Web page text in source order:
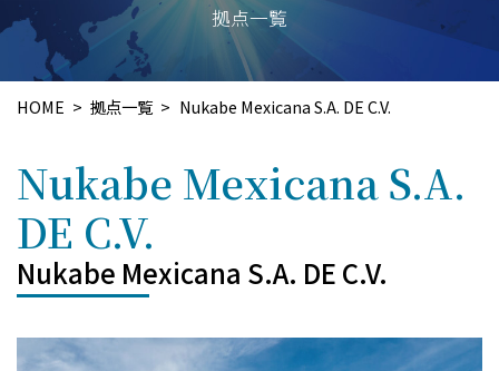
品質管理
生産設備
拠点一覧
会社紹介
拠点一覧
HOME 拠点一覧 Nukabe Mexicana S.A. DE C.V.
Nukabe Mexicana S.A.
DE C.V.
Nukabe Mexicana S.A. DE C.V.